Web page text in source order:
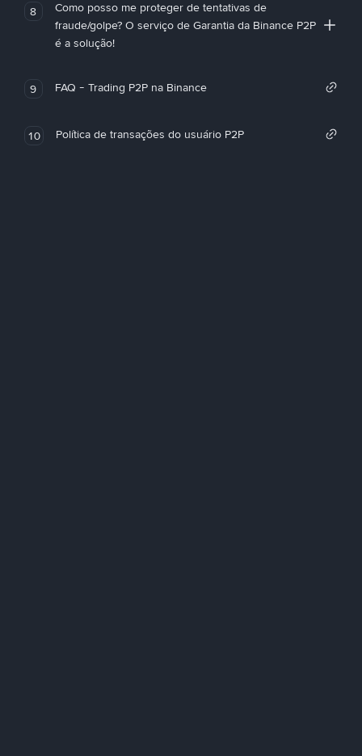
8
Como posso me proteger de tentativas de
fraude/golpe? O serviço de Garantia da Binance P2P
é a solução!
9 FAQ - Trading P2P na Binance
10 Política de transações do usuário P2P